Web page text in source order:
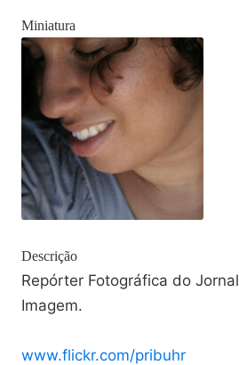
Miniatura
Descrição
Repórter Fotográfica do
Imagem.
www.flickr.com/pribuhr